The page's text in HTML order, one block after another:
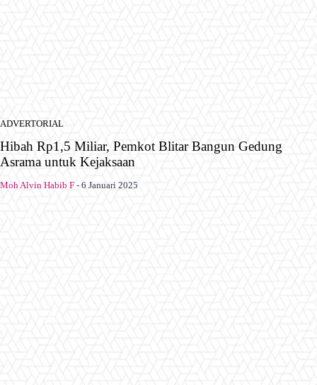
ADVERTORIAL
Hibah Rp1,5 Miliar, Pemkot Blitar Bangun Gedung
Asrama untuk Kejaksaan
Moh Alvin Habib F - 6 Januari 2025